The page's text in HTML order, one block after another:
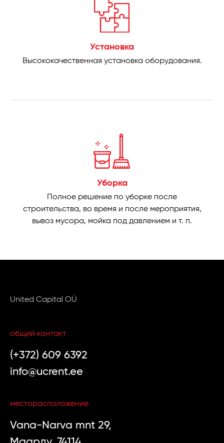
Установка
Высококачественная установка оборудования.
Уборка
Полное решение по уборке после
строительства, во время и после мероприятия,
вывоз мусора, мойка под давлением и т. п.
United Capital OÜ
общий контакт
(+372) 609 6392
info@ucrent.ee
месторасположение
Vana-Narva mnt 29,